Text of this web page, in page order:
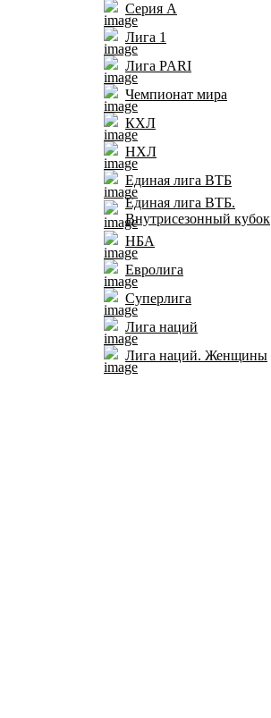
Серия А
Лига 1
Лига PARI
Чемпионат мира
КХЛ
НХЛ
Единая лига ВТБ
Единая лига ВТБ.
Внутрисезонный кубок
НБА
Евролига
Суперлига
Лига наций
Лига наций. Женщины